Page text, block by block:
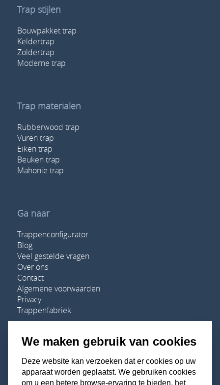
Trap stijlen
Bouwpakket trap
Keldertrap
Zoldertrap
Moderne trap
Trap materialen
Rubberwood trap
Vuren trap
Eiken trap
Beuken trap
Mahonie trap
Ga naar
Trappenconfigurator
Blog
Veel gestelde vragen
Over ons
Contact
Algemene voorwaarden
Privacy
Trappenfabriek
Houten Trappen Specialist
We maken gebruik van cookies
Deze website kan verzoeken dat er cookies op uw
apparaat worden geplaatst. We gebruiken cookies
om u een betere browse-ervaring te bieden, het